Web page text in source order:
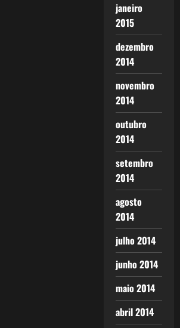
janeiro
2015
dezembro
2014
novembro
2014
outubro
2014
setembro
2014
agosto
2014
julho 2014
junho 2014
maio 2014
abril 2014